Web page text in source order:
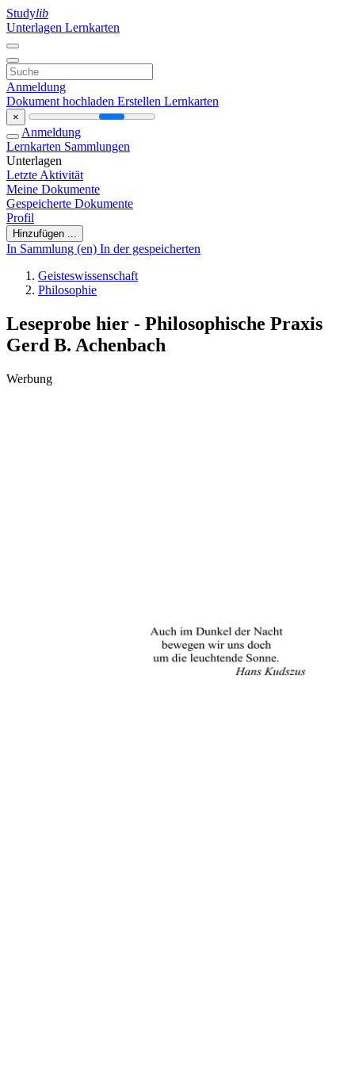
Studylib
Unterlagen Lernkarten
Anmeldung
Dokument hochladen Erstellen Lernkarten
×
Anmeldung
Lernkarten Sammlungen
Unterlagen
Letzte Aktivität
Meine Dokumente
Gespeicherte Dokumente
Profil
Hinzufügen ...
In Sammlung (en) In der gespeicherten
Geisteswissenschaft
Philosophie
Leseprobe hier - Philosophische Praxis
Gerd B. Achenbach
Werbung